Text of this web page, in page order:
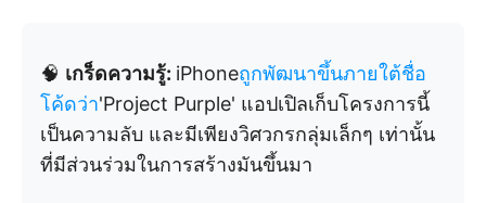
🧠 เกร็ดความรู้: iPhoneถูกพัฒนาขึ้นภายใต้ชื่อ
โค้ดว่า'Project Purple' แอปเปิลเก็บโครงการนี้
เป็นความลับ และมีเพียงวิศวกรกลุ่มเล็กๆ เท่านั้น
ที่มีส่วนร่วมในการสร้างมันขึ้นมา